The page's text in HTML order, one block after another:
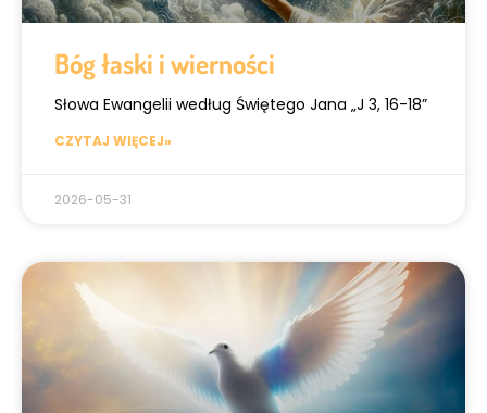
Bóg łaski i wierności
Słowa Ewangelii według Świętego Jana „J 3, 16-18”
CZYTAJ WIĘCEJ»
2026-05-31